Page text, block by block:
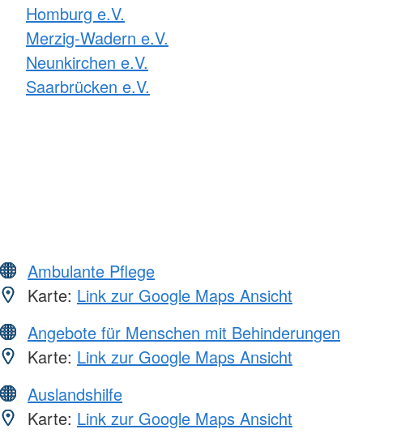
Homburg e.V.
Merzig-Wadern e.V.
Neunkirchen e.V.
Saarbrücken e.V.
Ambulante Pflege
Karte: Link zur Google Maps Ansicht
Angebote für Menschen mit Behinderungen
Karte: Link zur Google Maps Ansicht
Auslandshilfe
Karte: Link zur Google Maps Ansicht